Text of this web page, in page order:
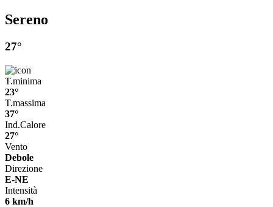
Sereno
27°
T.minima
23°
T.massima
37°
Ind.Calore
27°
Vento
Debole
Direzione
E-NE
Intensità
6 km/h